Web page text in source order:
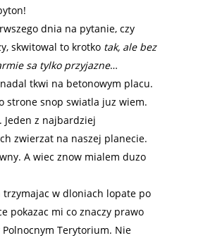
dnia na pytanie, czy
skwitowal to krotko tak, ale bez
sa tylko przyjazne…
tkwi na betonowym placu.
strone snop swiatla juz wiem.
Jeden z najbardziej
zwierzat na naszej planecie.
A wiec znow mialem duzo
trzymajac w dloniach lopate po
pokazac mi co znaczy prawo
Terytorium. Nie